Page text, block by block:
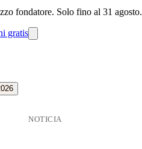
fondatore. Solo fino al 31 agosto.
gratis
NOTICIA